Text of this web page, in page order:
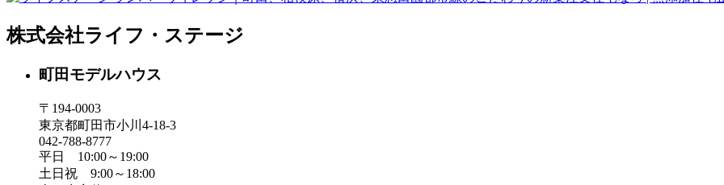
株式会社ライフ・ステージ
町田モデルハウス
〒194-0003
東京都町田市小川4-18-3
042-788-8777
平日 10:00～19:00
土日祝 9:00～18:00